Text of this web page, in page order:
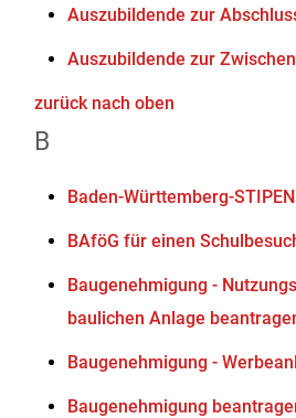
Auszubildende zur
Auszubildende zur
zurück nach oben
B
Baden-Württemberg-
BAföG für einen
Baugenehmigung -
baulichen Anlage
Baugenehmigung -
Baugenehmigung